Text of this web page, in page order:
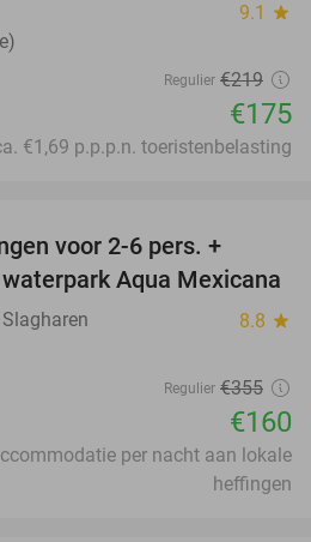
9.1 star
Regulier €219
€175
€1,69 p.p.p.n. toeristenbelasting
voor 2-6 pers. +
Aqua Mexicana
8.8 star
Regulier €355
€160
per nacht aan lokale
heffingen